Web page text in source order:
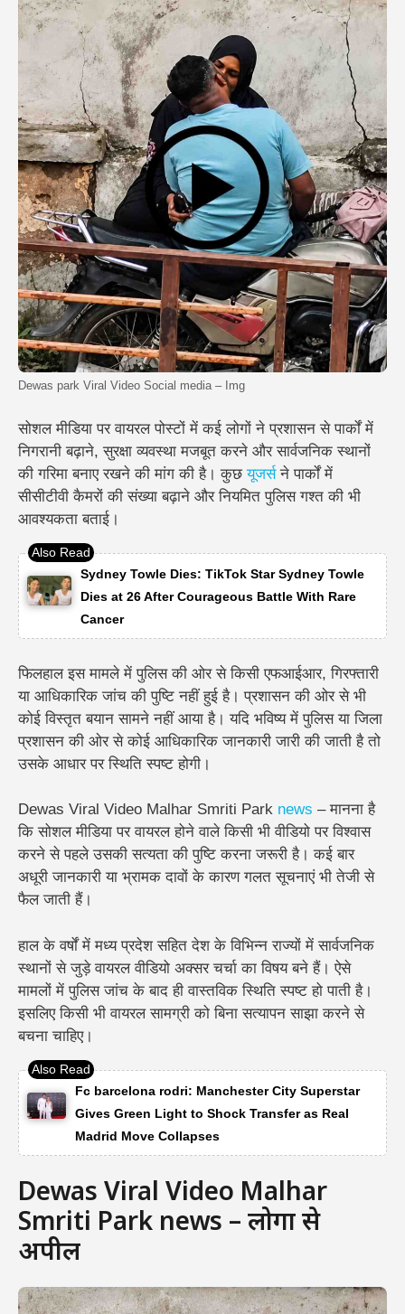
Dewas park Viral Video Social media – Img
सोशल मीडिया पर वायरल पोस्टों में कई लोगों ने प्रशासन से पार्कों में
निगरानी बढ़ाने, सुरक्षा व्यवस्था मजबूत करने और सार्वजनिक स्थानों
की गरिमा बनाए रखने की मांग की है। कुछयूजर्सने पार्कों में
सीसीटीवी कैमरों की संख्या बढ़ाने और नियमित पुलिस गश्त की भी
आवश्यकता बताई।
Sydney Towle Dies: TikTok Star Sydney Towle
Dies at 26 After Courageous Battle With Rare
Cancer
फिलहाल इस मामले में पुलिस की ओर से किसी एफआईआर, गिरफ्तारी
या आधिकारिक जांच की पुष्टि नहीं हुई है। प्रशासन की ओर से भी
कोई विस्तृत बयान सामने नहीं आया है। यदि भविष्य में पुलिस या जिला
प्रशासन की ओर से कोई आधिकारिक जानकारी जारी की जाती है तो
उसके आधार पर स्थिति स्पष्ट होगी।
Dewas Viral Video Malhar Smriti Park news – मानना है
कि सोशल मीडिया पर वायरल होने वाले किसी भी वीडियो पर विश्वास
करने से पहले उसकी सत्यता की पुष्टि करना जरूरी है। कई बार
अधूरी जानकारी या भ्रामक दावों के कारण गलत सूचनाएं भी तेजी से
फैल जाती हैं।
हाल के वर्षों में मध्य प्रदेश सहित देश के विभिन्न राज्यों में सार्वजनिक
स्थानों से जुड़े वायरल वीडियो अक्सर चर्चा का विषय बने हैं। ऐसे
मामलों में पुलिस जांच के बाद ही वास्तविक स्थिति स्पष्ट हो पाती है।
इसलिए किसी भी वायरल सामग्री को बिना सत्यापन साझा करने से
बचना चाहिए।
Fc barcelona rodri: Manchester City Superstar
Gives Green Light to Shock Transfer as Real
Madrid Move Collapses
Dewas Viral Video Malhar
Smriti Park news – लोगों से
अपील